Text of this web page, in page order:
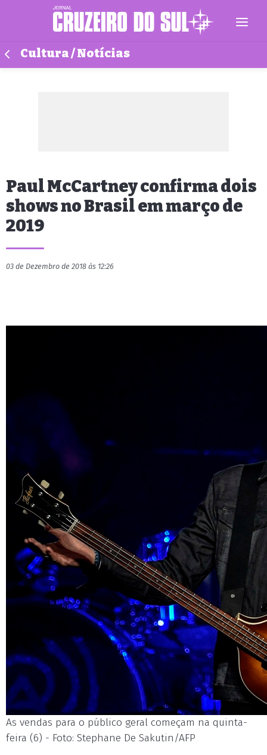
Cultura / Notícias
Paul McCartney confirma dois
shows no Brasil em março de
2019
03 de Dezembro de 2018 às 12:26
As vendas para o público geral começam na quinta-
feira (6) - Foto: Stephane De Sakutin/AFP